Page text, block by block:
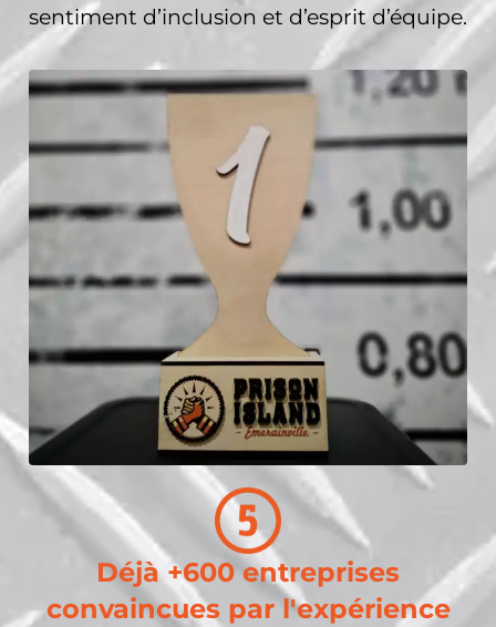
sentiment d’inclusion et d’esprit d’équipe.
Déjà +600 entreprises
convaincues par l'expérience